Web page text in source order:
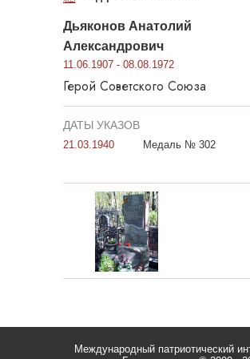
Дьяконов Анатолий
Александрович
11.06.1907 - 08.08.1972
Герой Советского Союза
ДАТЫ УКАЗОВ
21.03.1940 Медаль № 302
Международный патриотический